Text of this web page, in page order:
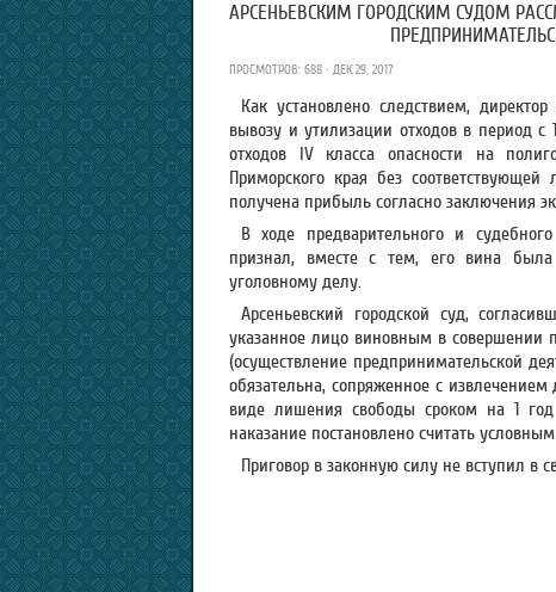
АРСЕНЬЕВСКИМ ГОРОДСКИМ СУДОМ
ПРОСМОТРОВ: 688 · ДЕК 29, 2017
Как установлено следствием,
вывозу и утилизации отходов в период с
отходов IV класса опасности на
Приморского края без
получена прибыль согласно заключения
В ходе предварительного и
признал, вместе с тем, его вина была
уголовному делу.
Арсеньевский городской суд,
указанное лицо виновным в совершении
(осуществление предпринимательской
обязательна, сопряженное с
виде лишения свободы сроком на 1
наказание постановлено считать
Приговор в законную силу не вступил в